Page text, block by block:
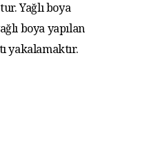
Yağlı boya
boya yapılan
yakalamaktır.